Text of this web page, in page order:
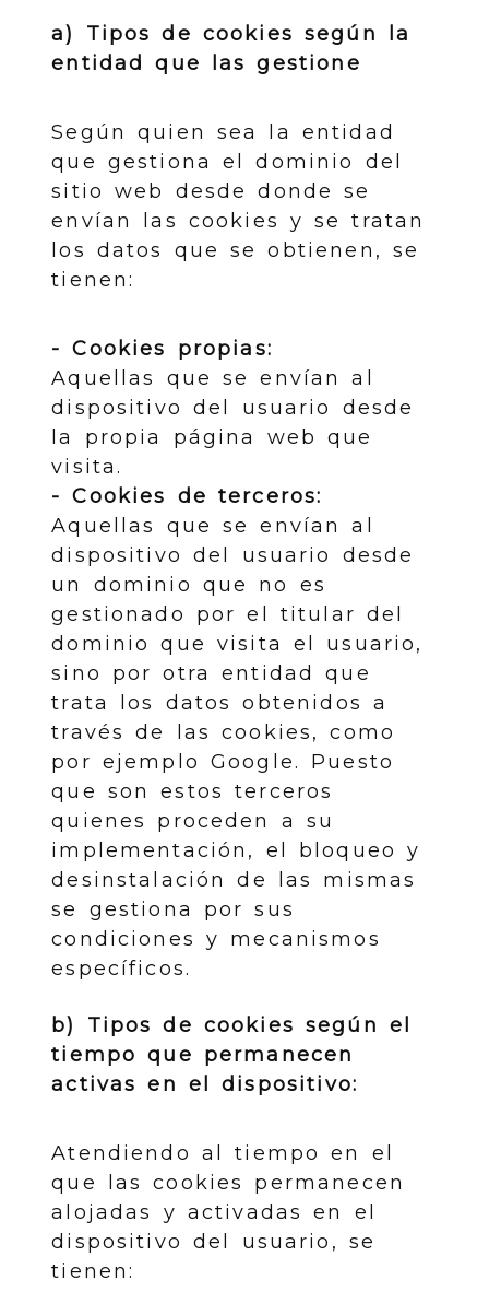
a) Tipos de cookies según la
entidad que las gestione
Según quien sea la entidad
que gestiona el dominio del
sitio web desde donde se
envían las cookies y se tratan
los datos que se obtienen, se
tienen:
- Cookies propias:
Aquellas que se envían al
dispositivo del usuario desde
la propia página web que
visita.
- Cookies de terceros:
Aquellas que se envían al
dispositivo del usuario desde
un dominio que no es
gestionado por el titular del
dominio que visita el usuario,
sino por otra entidad que
trata los datos obtenidos a
través de las cookies, como
por ejemplo Google. Puesto
que son estos terceros
quienes proceden a su
implementación, el bloqueo y
desinstalación de las mismas
se gestiona por sus
condiciones y mecanismos
específicos.
b) Tipos de cookies según el
tiempo que permanecen
activas en el dispositivo:
Atendiendo al tiempo en el
que las cookies permanecen
alojadas y activadas en el
dispositivo del usuario, se
tienen: